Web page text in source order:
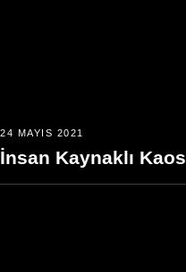
24 MAYIS 2021
İnsan Kaynaklı Kaos